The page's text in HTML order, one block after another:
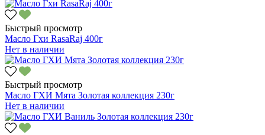
Быстрый просмотр
Масло Гхи RasaRaj 400г
Нет в наличии
Быстрый просмотр
Масло ГХИ Мята Золотая коллекция 230г
Нет в наличии